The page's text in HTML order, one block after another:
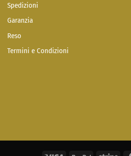
Spedizioni
Garanzia
Reso
Termini e Condizioni